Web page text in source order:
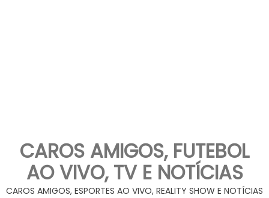
CAROS AMIGOS, FUTEBOL
AO VIVO, TV E NOTÍCIAS
CAROS AMIGOS, ESPORTES AO VIVO, REALITY SHOW E NOTÍCIAS